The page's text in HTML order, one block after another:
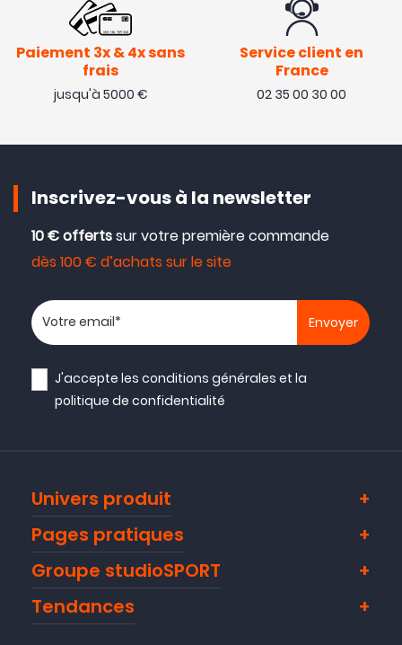
Paiement 3x & 4x sans
frais
jusqu'à 5000 €
Service client en
France
02 35 00 30 00
Inscrivez-vous à la newsletter
10 € offertssur votre première commande
dès 100 € d’achats sur le site
Votre adresse email
J'accepte lesconditions générales et la
politique de confidentialité
Univers produit
Pages pratiques
Groupe studioSPORT
Tendances